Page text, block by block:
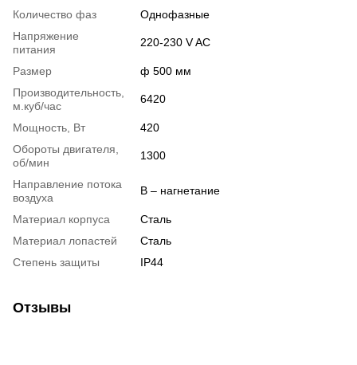
Количество фаз
Однофазные
Напряжение
питания
220-230 V AC
Размер
ф 500 мм
Производительность,
м.куб/час
6420
Мощность, Вт
420
Обороты двигателя,
об/мин
1300
Направление потока
воздуха
B – нагнетание
Материал корпуса
Сталь
Материал лопастей
Сталь
Степень защиты
IP44
Отзывы